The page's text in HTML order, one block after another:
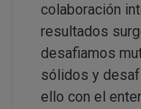
colaboración
resultados
desafiamos
sólidos y
ello con el